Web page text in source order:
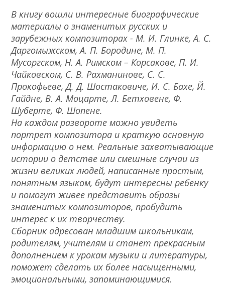
В книгу вошли интересные биографические
материалы о знаменитых русских и
зарубежных композиторах - М. И. Глинке, А. С.
Даргомыжском, А. П. Бородине, М. П.
Мусоргском, Н. А. Римском – Корсакове, П. И.
Чайковском, С. В. Рахманинове, С. С.
Прокофьеве, Д. Д. Шостаковиче, И. С. Бахе, Й.
Гайдне, В. А. Моцарте, Л. Бетховене, Ф.
Шуберте, Ф. Шопене.
На каждом развороте можно увидеть
портрет композитора и краткую основную
информацию о нем. Реальные захватывающие
истории о детстве или смешные случаи из
жизни великих людей, написанные простым,
понятным языком, будут интересны ребенку
и помогут живее представить образы
знаменитых композиторов, пробудить
интерес к их творчеству.
Сборник адресован младшим школьникам,
родителям, учителям и станет прекрасным
дополнением к урокам музыки и литературы,
поможет сделать их более насыщенными,
эмоциональными, запоминающимися.